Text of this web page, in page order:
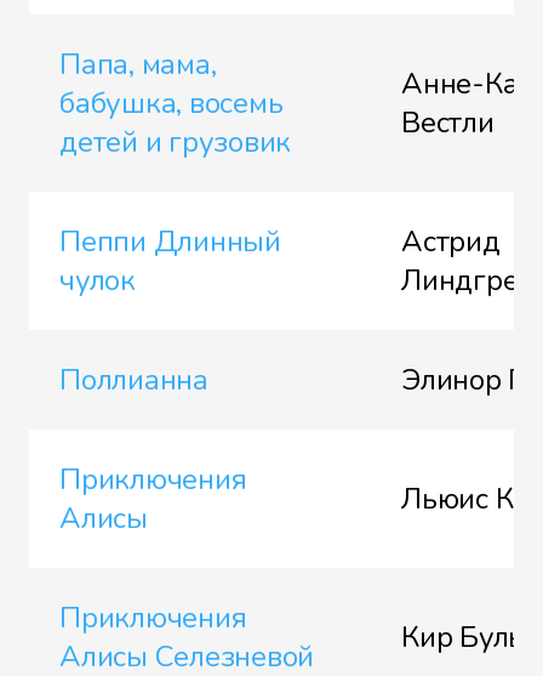
Папа, мама,
бабушка, восемь
детей и грузовик
Анне-
Вестли
Пеппи Длинный
чулок
Астрид
Линдгрен
Поллианна Элинор
Приключения
Алисы
Льюис
Приключения
Алисы Селезневой
Кир